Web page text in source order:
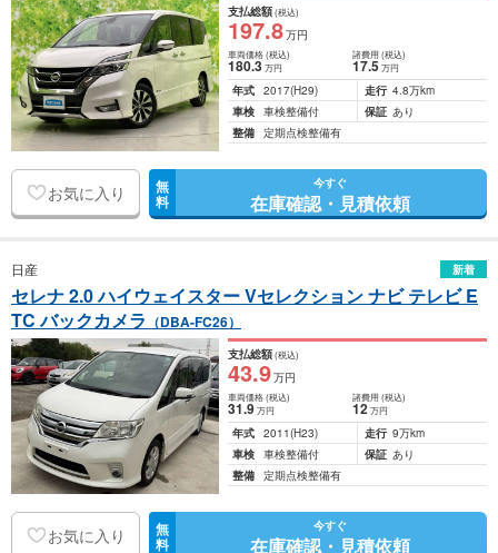
支払総額(税込)
197.8万円
車両価格(税込)
180.3万円
諸費用 (税込)
17.5 万円
年式 2017(H29) 走行 4.8万km
車検 車検整備付 保証 あり
整備 定期点検整備有
お気に入り 無
料
今すぐ
在庫確認・見積依頼
日産 新着
セレナ 2.0 ハイウェイスター Vセレクション ナビ テレビ E
TC バックカメラ （DBA-FC26）
支払総額(税込)
43.9万円
車両価格(税込)
31.9万円
諸費用 (税込)
12 万円
年式 2011(H23) 走行 9万km
車検 車検整備付 保証 あり
整備 定期点検整備有
お気に入り 無
料
今すぐ
在庫確認・見積依頼